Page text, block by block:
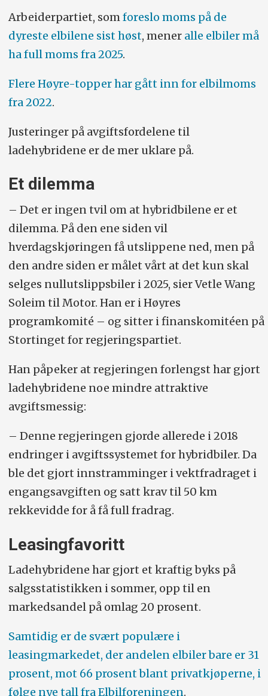
Arbeiderpartiet, som foreslo moms på de
dyreste elbilene sist høst, mener alle elbiler må
ha full moms fra 2025.
Flere Høyre-topper har gått inn for elbilmoms
fra 2022.
Justeringer på avgiftsfordelene til
ladehybridene er de mer uklare på.
Et dilemma
– Det er ingen tvil om at hybridbilene er et
dilemma. På den ene siden vil
hverdagskjøringen få utslippene ned, men på
den andre siden er målet vårt at det kun skal
selges nullutslippsbiler i 2025, sier Vetle Wang
Soleim til Motor. Han er i Høyres
programkomité – og sitter i finanskomitéen på
Stortinget for regjeringspartiet.
Han påpeker at regjeringen forlengst har gjort
ladehybridene noe mindre attraktive
avgiftsmessig:
– Denne regjeringen gjorde allerede i 2018
endringer i avgiftssystemet for hybridbiler. Da
ble det gjort innstramminger i vektfradraget i
engangsavgiften og satt krav til 50 km
rekkevidde for å få full fradrag.
Leasingfavoritt
Ladehybridene har gjort et kraftig byks på
salgsstatistikken i sommer, opp til en
markedsandel på omlag 20 prosent.
Samtidig er de svært populære i
leasingmarkedet, der andelen elbiler bare er 31
prosent, mot 66 prosent blant privatkjøperne, i
følge nye tall fra Elbilforeningen.